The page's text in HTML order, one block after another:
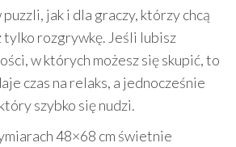
jak i dla graczy, którzy chcą
tylko rozgrywkę. Jeśli lubisz
w których możesz się skupić, to
czas na relaks, a jednocześnie
szybko się nudzi.
48×68 cm świetnie